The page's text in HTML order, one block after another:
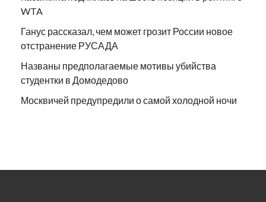
WTA
Ганус рассказал, чем может грозит России новое
отстранение РУСАДА
Названы предполагаемые мотивы убийства
студентки в Домодедово
Москвичей предупредили о самой холодной ночи